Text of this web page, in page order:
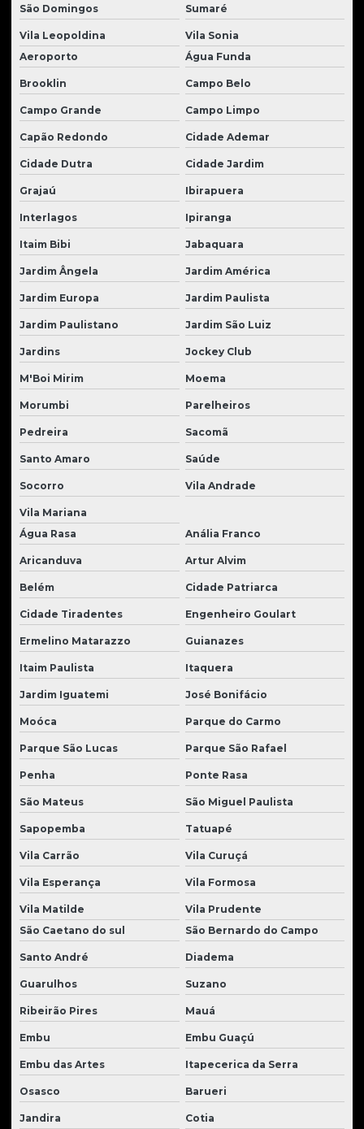
Peças para moto scraper
Peças para motoniveladoras
Peças para motor cummins
Peças para motor perkins
Peças para motor de trator
Peças para pá carregadeira
Peças para retroescavadeiras
Peças para tratores
Peças para tratores caterpillar
Peças para tratores de esteira
Peças para tratores komatsu
Peças para tratores new holland
Peças para tratores volvo
Peças usadas para tratores
Pinos e buchas para tratores
Pistão hidráulico para trator
Pneus para carregadeiras
Radiador de óleo para tratores
Redutor de giro escavadeira
Reforma de motores de tratores
Reforma de tratores
Retifica de motores de tratores
Retroescavadeira usada
Retroescavadeira usada para venda
Retroescavadeira à venda
Roda para carregadeira
Rolamentos para tratores
Rolete para tratores
Rolos compactadores usados
Solenoides para tratores
Tanque para tratores
Transmissão trator
Transmissão tratores e peças
Tratores case à venda
Tratores case à venda
São Domingos Sumaré
Vila Leopoldina
Vila Sonia
Aeroporto
Água Funda
Brooklin Campo Belo
Campo Grande Campo Limpo
Capão Redondo Cidade Ademar
Cidade Dutra Cidade Jardim
Grajaú Ibirapuera
Interlagos Ipiranga
Itaim Bibi Jabaquara
Jardim Ângela Jardim América
Jardim Europa Jardim Paulista
Jardim Paulistano Jardim São Luiz
Jardins Jockey Club
M'Boi Mirim Moema
Morumbi Parelheiros
Pedreira Sacomã
Santo Amaro Saúde
Socorro Vila Andrade
Vila Mariana
Água Rasa
Anália Franco
Aricanduva Artur Alvim
Belém Cidade Patriarca
Cidade Tiradentes Engenheiro Goulart
Ermelino Matarazzo Guianazes
Itaim Paulista Itaquera
Jardim Iguatemi José Bonifácio
Moóca Parque do Carmo
Parque São Lucas Parque São Rafael
Penha Ponte Rasa
São Mateus São Miguel Paulista
Sapopemba Tatuapé
Vila Carrão Vila Curuçá
Vila Esperança Vila Formosa
Vila Matilde
Vila Prudente
São Caetano do sul
São Bernardo do Campo
Santo André Diadema
Guarulhos Suzano
Ribeirão Pires Mauá
Embu Embu Guaçú
Embu das Artes Itapecerica da Serra
Osasco Barueri
Jandira Cotia